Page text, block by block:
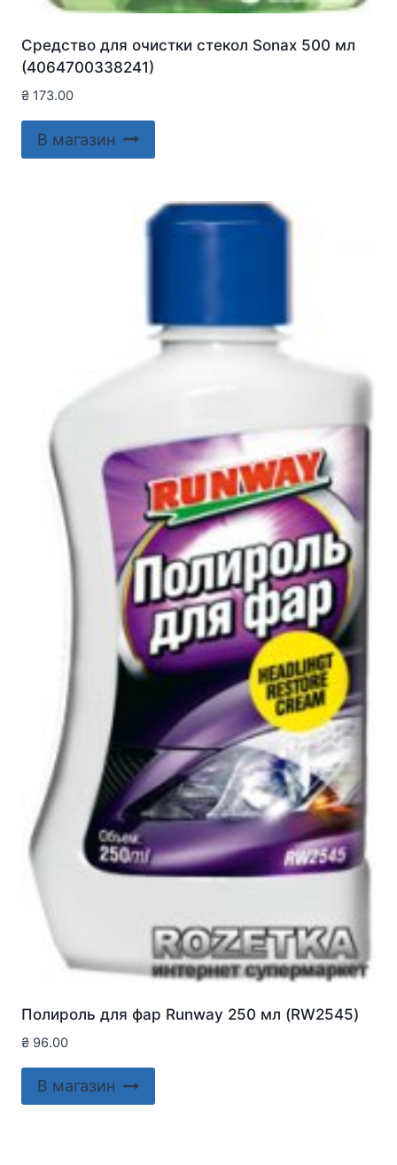
Средство для очистки стекол Sonax 500 мл
(4064700338241)
₴ 173.00
В магазин
Полироль для фар Runway 250 мл (RW2545)
₴ 96.00
В магазин